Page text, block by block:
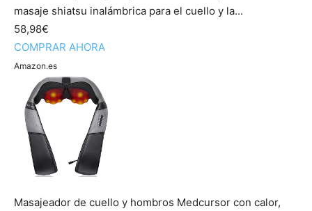
masaje shiatsu inalámbrica para el cuello y la...
58,98€
COMPRAR AHORA
Amazon.es
Masajeador de cuello y hombros Medcursor con calor,